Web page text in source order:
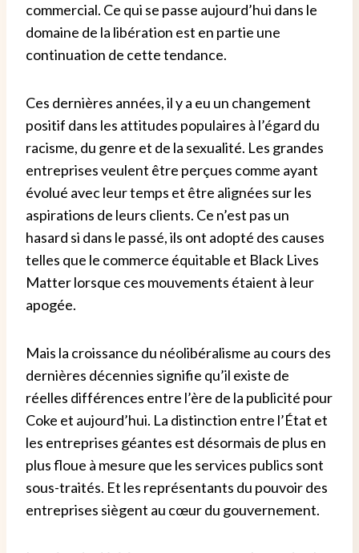
commercial. Ce qui se passe aujourd’hui dans le
domaine de la libération est en partie une
continuation de cette tendance.
Ces dernières années, il y a eu un changement
positif dans les attitudes populaires à l’égard du
racisme, du genre et de la sexualité. Les grandes
entreprises veulent être perçues comme ayant
évolué avec leur temps et être alignées sur les
aspirations de leurs clients. Ce n’est pas un
hasard si dans le passé, ils ont adopté des causes
telles que le commerce équitable et Black Lives
Matter lorsque ces mouvements étaient à leur
apogée.
Mais la croissance du néolibéralisme au cours des
dernières décennies signifie qu’il existe de
réelles différences entre l’ère de la publicité pour
Coke et aujourd’hui. La distinction entre l’État et
les entreprises géantes est désormais de plus en
plus floue à mesure que les services publics sont
sous-traités. Et les représentants du pouvoir des
entreprises siègent au cœur du gouvernement.